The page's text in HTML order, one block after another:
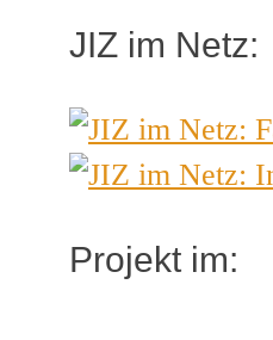
JIZ im Netz:
Projekt im: